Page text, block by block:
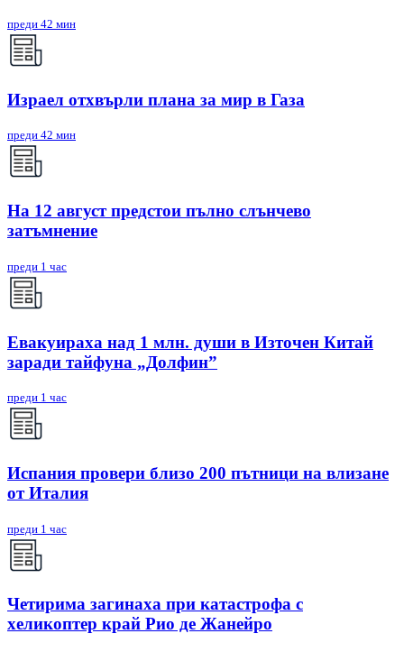
преди 42 мин
Израел отхвърли плана за мир в Газа
преди 42 мин
На 12 август предстои пълно слънчево
затъмнение
преди 1 час
Евакуираха над 1 млн. души в Източен Китай
заради тайфуна „Долфин”
преди 1 час
Испания провери близо 200 пътници на влизане
от Италия
преди 1 час
Четирима загинаха при катастрофа с
хеликоптер край Рио де Жанейро